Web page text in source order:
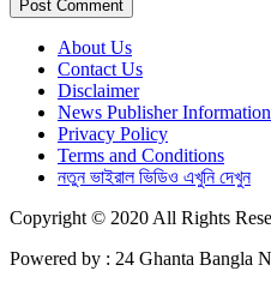
About Us
Contact Us
Disclaimer
News Publisher
Privacy Policy
Terms and Conditions
নতুন ভাইরাল ভিডিও এখুনি দেখুন
Copyright © 2020 All Rights
Powered by : 24 Ghanta Bangla